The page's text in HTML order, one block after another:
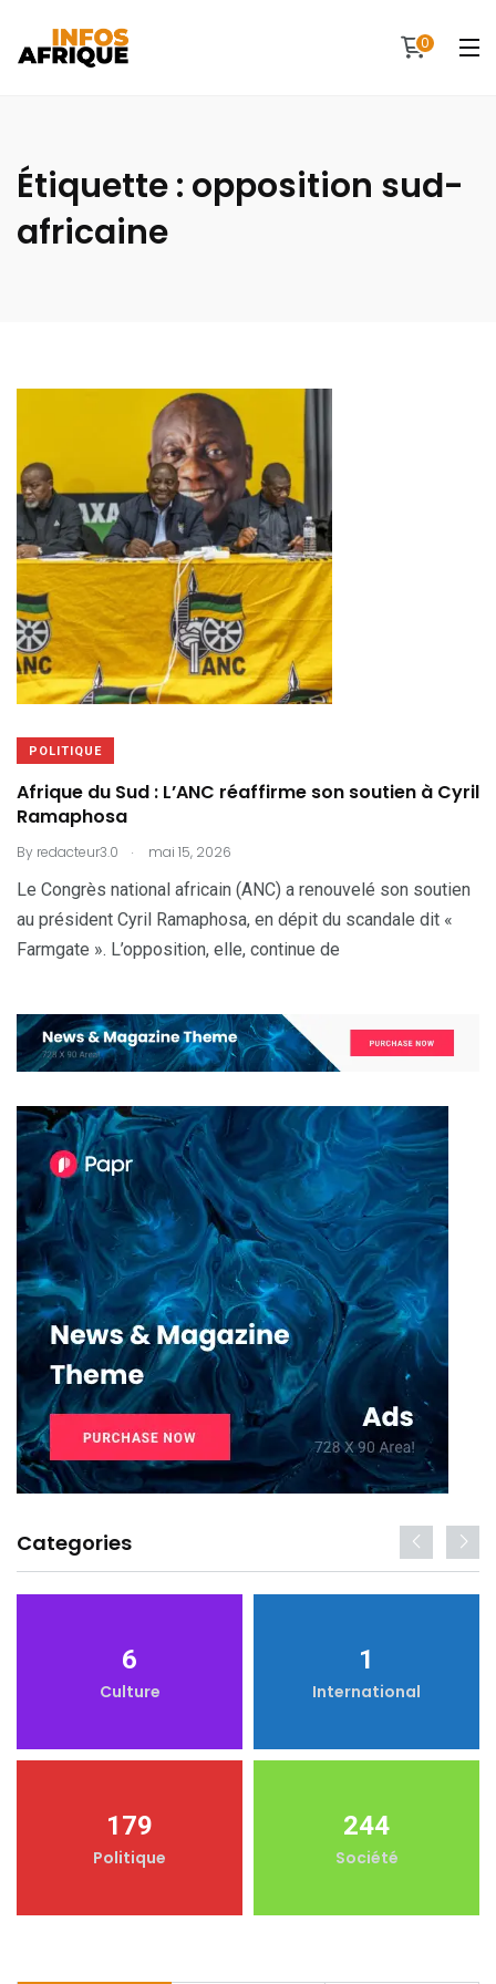
0
Étiquette : opposition sud-
africaine
POLITIQUE
Afrique du Sud : L’ANC réaffirme son soutien à Cyril
Ramaphosa
By redacteur3.0 . mai 15, 2026
Le Congrès national africain (ANC) a renouvelé son soutien
au président Cyril Ramaphosa, en dépit du scandale dit «
Farmgate ». L’opposition, elle, continue de
Categories
6
Culture
1
International
179
Politique
244
Société